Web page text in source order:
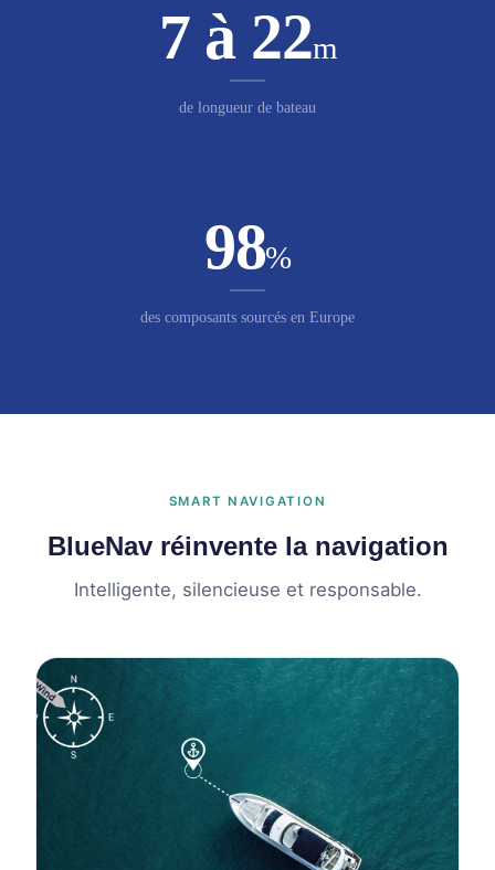
7 à 22m
de longueur de bateau
98%
des composants sourcés en Europe
SMART NAVIGATION
BlueNav réinvente la navigation
Intelligente, silencieuse et responsable.